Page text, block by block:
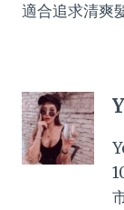
適合追求清爽